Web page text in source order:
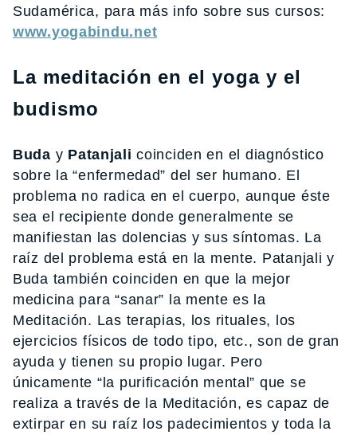
Sudamérica, para más info sobre sus cursos:
www.yogabindu.net
La meditación en el yoga y el
budismo
Buda y Patanjali coinciden en el diagnóstico
sobre la “enfermedad” del ser humano. El
problema no radica en el cuerpo, aunque éste
sea el recipiente donde generalmente se
manifiestan las dolencias y sus síntomas. La
raíz del problema está en la mente. Patanjali y
Buda también coinciden en que la mejor
medicina para “sanar” la mente es la
Meditación. Las terapias, los rituales, los
ejercicios físicos de todo tipo, etc., son de gran
ayuda y tienen su propio lugar. Pero
únicamente “la purificación mental” que se
realiza a través de la Meditación, es capaz de
extirpar en su raíz los padecimientos y toda la